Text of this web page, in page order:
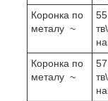
Коронка по
металу ~
Коронка по
металу ~